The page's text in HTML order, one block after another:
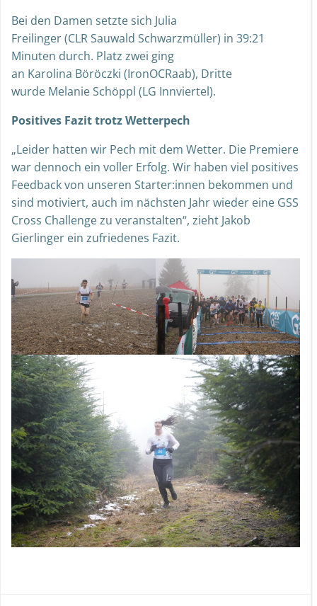
Bei den Damen setzte sich Julia
Freilinger (CLR Sauwald Schwarzmüller) in 39:21
Minuten durch. Platz zwei ging
an Karolina Böröczki (IronOCRaab), Dritte
wurde Melanie Schöppl (LG Innviertel).
Positives Fazit trotz Wetterpech
„Leider hatten wir Pech mit dem Wetter. Die Premiere
war dennoch ein voller Erfolg. Wir haben viel positives
Feedback von unseren Starter:innen bekommen und
sind motiviert, auch im nächsten Jahr wieder eine GSS
Cross Challenge zu veranstalten“, zieht Jakob
Gierlinger ein zufriedenes Fazit.